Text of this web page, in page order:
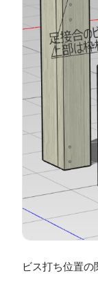
ビス打ち位置の